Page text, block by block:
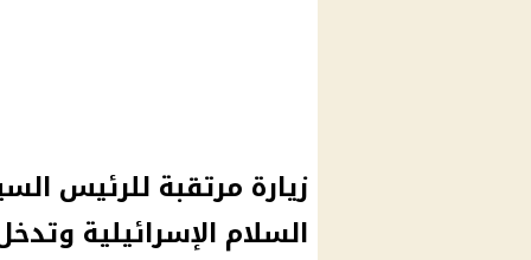
زيارة مرتقبة للرئيس
السلام الإسرائيلية